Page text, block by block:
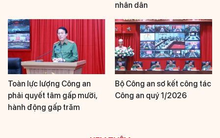
nhân dân
Toàn lực lượng Công an
phải quyết tâm gấp mười,
hành động gấp trăm
Bộ Công an sơ kết công tác
Công an quý 1/2026